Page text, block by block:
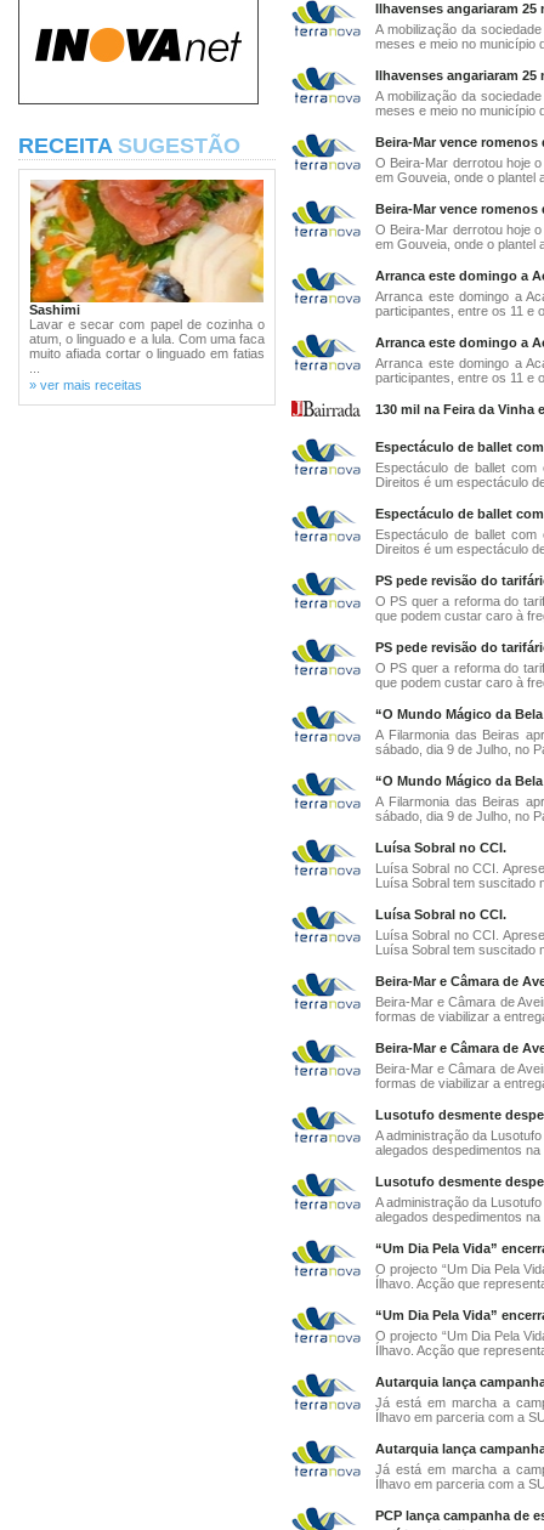
RECEITA SUGESTÃO
Sashimi
Lavar e secar com papel de cozinha o
atum, o linguado e a lula. Com uma faca
muito afiada cortar o linguado em fatias
» ver mais receitas
Ilhavenses angariaram
A mobilização da
meses e meio no município
Ilhavenses angariaram
A mobilização da
meses e meio no município
Beira-Mar vence
O Beira-Mar derrotou hoje
em Gouveia, onde o plantel
Beira-Mar vence
O Beira-Mar derrotou hoje
em Gouveia, onde o plantel
Arranca este domingo a
Arranca este domingo a
participantes, entre os 11 e
Arranca este domingo a
Arranca este domingo a
participantes, entre os 11 e
130 mil na Feira da Vinha
Espectáculo de ballet
Espectáculo de ballet
Direitos é um espectáculo
Espectáculo de ballet
Espectáculo de ballet
Direitos é um espectáculo
PS pede revisão do
O PS quer a reforma do
que podem custar caro à
PS pede revisão do
O PS quer a reforma do
que podem custar caro à
“O Mundo Mágico da
A Filarmonia das Beiras
sábado, dia 9 de Julho, no
“O Mundo Mágico da
A Filarmonia das Beiras
sábado, dia 9 de Julho, no
Luísa Sobral no CCI.
Luísa Sobral no CCI.
Luísa Sobral tem suscitado
Luísa Sobral no CCI.
Luísa Sobral no CCI.
Luísa Sobral tem suscitado
Beira-Mar e Câmara de
Beira-Mar e Câmara de
formas de viabilizar a
Beira-Mar e Câmara de
Beira-Mar e Câmara de
formas de viabilizar a
Lusotufo desmente
A administração da
alegados despedimentos
Lusotufo desmente
A administração da
alegados despedimentos
“Um Dia Pela Vida”
O projecto “Um Dia Pela
Ílhavo. Acção que
“Um Dia Pela Vida”
O projecto “Um Dia Pela
Ílhavo. Acção que
Autarquia lança
Já está em marcha a
Ílhavo em parceria com a
Autarquia lança
Já está em marcha a
Ílhavo em parceria com a
PCP lança campanha de